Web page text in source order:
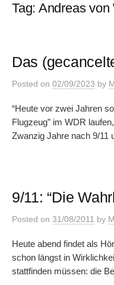
Tag: Andreas von
Das
Posted on 02/09/2023 by
“Heute vor zwei Jahren
Flugzeug” im WDR
Zwanzig Jahre nach 9/11
9/11: “Die
Posted on 31/08/2011 by
Heute abend findet als
schon längst in
stattfinden müssen: die